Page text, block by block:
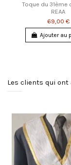
Toque du 31ème
REAA
69,00 €
Ajouter au
Les clients qui